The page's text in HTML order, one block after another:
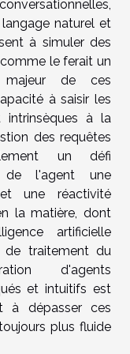
naturel et
à simuler des
le ferait un
de ces
à saisir les
intrinsèques à la
des requêtes
un défi
de l'agent une
une réactivité
la matière, dont
artificielle
de traitement du
d'agents
et intuitifs est
à dépasser ces
plus fluide